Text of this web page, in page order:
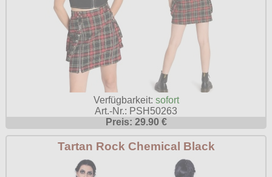
Verfügbarkeit: sofort
Art.-Nr.: PSH50263
Preis: 29.90 €
Tartan Rock Chemical Black